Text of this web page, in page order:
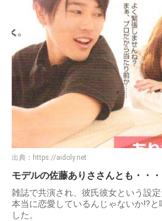
出典： https://aidoly.net
モデルの佐藤ありささんとも・・・
雑誌で共演され、彼氏彼女という設
本当に恋愛しているんじゃないか!?と
した。